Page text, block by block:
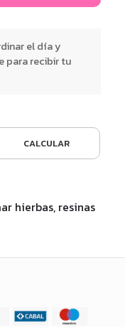
el día y
para recibir tu
CALCULAR
hierbas, resinas